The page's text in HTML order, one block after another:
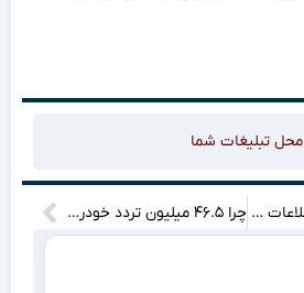
محل تبلیغات شما
شرکت در مسابقه اطلاعات عمومی صد و شانس برنده شدن جایزه های هیجان انگیز! چرا ۴۶.۵ میلیون تردد خودرو در اربعین امسال جهان را شگفت‌زده کرد؟!